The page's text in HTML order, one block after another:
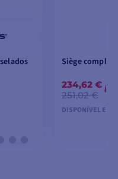
Siège complet
234,62 €
251,02 €
DISPONÍVEL EM